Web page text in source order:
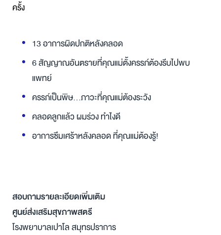
ครั้ง
13 อาการผิดปกติหลังคลอด
6 สัญญาณอันตรายที่คุณแม่ตั้งครรภ์ต้องรีบไปพบ
แพทย์
ครรภ์เป็นพิษ...ภาวะที่คุณแม่ต้องระวัง
คลอดลูกแล้ว ผมร่วง ทำไงดี
อาการซึมเศร้าหลังคลอด ที่คุณแม่ต้องรู้!
สอบถามรายละเอียดเพิ่มเติม
ศูนย์ส่งเสริมสุขภาพสตรี
โรงพยาบาลเปาโล สมุทรปราการ